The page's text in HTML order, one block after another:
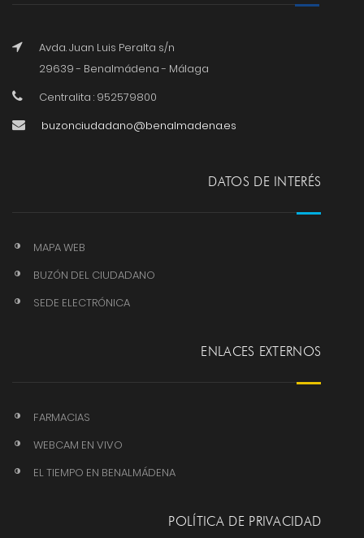
Avda. Juan Luis Peralta s/n
29639 - Benalmádena - Málaga
Centralita : 952579800
buzonciudadano@benalmadena.es
DATOS DE INTERÉS
MAPA WEB
BUZÓN DEL CIUDADANO
SEDE ELECTRÓNICA
ENLACES EXTERNOS
FARMACIAS
WEBCAM EN VIVO
EL TIEMPO EN BENALMÁDENA
POLÍTICA DE PRIVACIDAD